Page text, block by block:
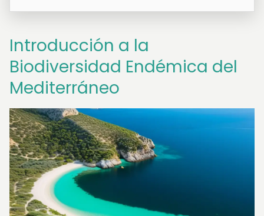
Introducción a la
Biodiversidad Endémica del
Mediterráneo